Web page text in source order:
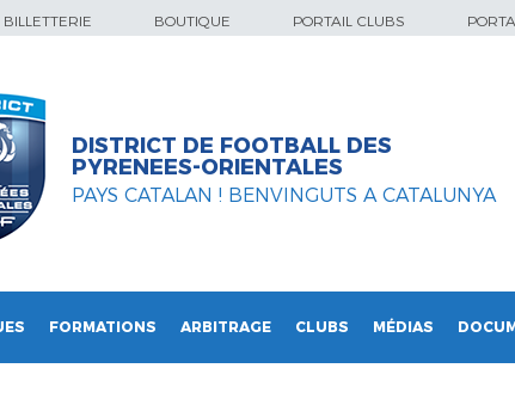
BILLETTERIE BOUTIQUE PORTAIL CLUBS
DISTRICT DE FOOTBALL DES
PYRENEES-ORIENTALES
PAYS CATALAN ! BENVINGUTS A CATALUNYA
FORMATIONS ARBITRAGE CLUBS MÉDIAS